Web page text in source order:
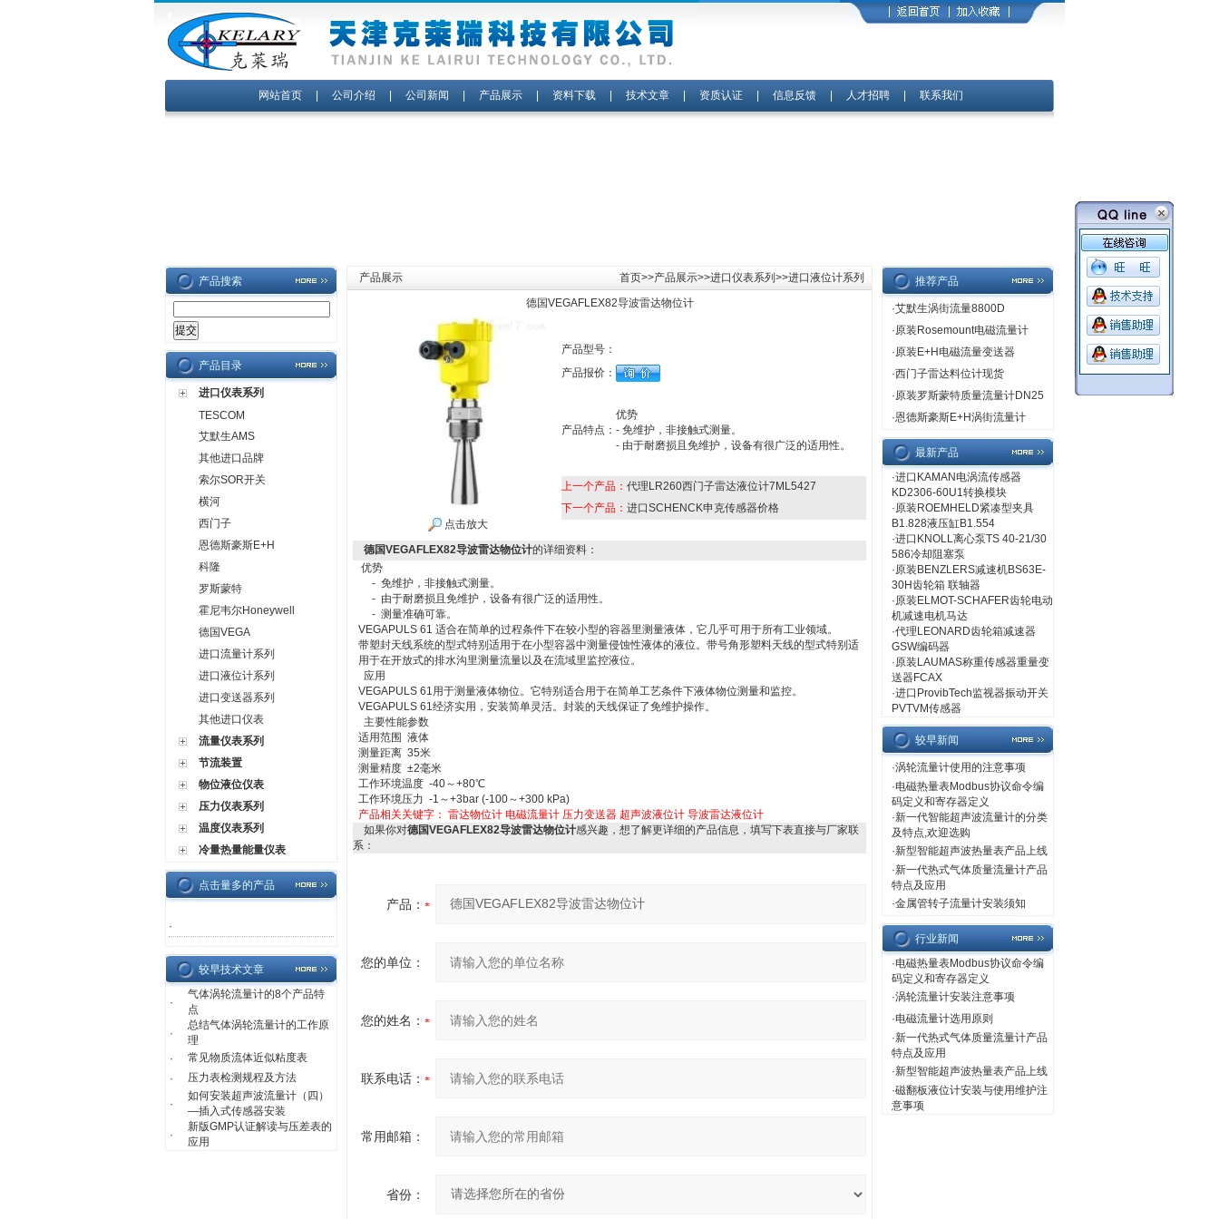
网站首页| 公司介绍 公司新闻 产品展示| 资料下载| 技术文章| 资质认证| 信息反馈| 人才招聘| 联系我们
产品搜索
产品目录
进口仪表系列
TESCOM
艾默生AMS
其他进口品牌
索尔SOR开关
横河
西门子
恩德斯豪斯E+H
科隆
罗斯蒙特
霍尼韦尔Honeywell
德国VEGA
进口流量计系列
进口液位计系列
进口变送器系列
其他进口仪表
流量仪表系列
节流装置
物位液位仪表
压力仪表系列
温度仪表系列
冷量热量能量仪表
点击量多的产品
·
较早技术文章
·
气体涡轮流量计的8个产品特
点
·
总结气体涡轮流量计的工作原
理
·
常见物质流体近似粘度表
·
压力表检测规程及方法
·
如何安装超声波流量计（四）
—插入式传感器安装
·
新版GMP认证解读与压差表的
应用
产品展示 首页>>产品展示>>进口仪表系列 >>进口液位计系列
德国VEGAFLEX82导波雷达物位计
点击放大
产品型号：
产品报价：
产品特点：
优势
- 免维护，非接触式测量。
- 由于耐磨损且免维护，设备有很广泛的适用性。
上一个产品： 代理LR260西门子雷达液位计7ML5427
下一个产品： 进口SCHENCK申克传感器价格
德国VEGAFLEX82导波雷达物位计的详细资料：
优势
- 免维护，非接触式测量。
- 由于耐磨损且免维护，设备有很广泛的适用性。
- 测量准确可靠。
VEGAPULS 61 适合在简单的过程条件下在较小型的容器里测量液体，它几乎可用于所有工业领域。
带塑封天线系统的型式特别适用于在小型容器中测量侵蚀性液体的液位。带号角形塑料天线的型式特别适
用于在开放式的排水沟里测量流量以及在流域里监控液位。
应用
VEGAPULS 61用于测量液体物位。它特别适合用于在简单工艺条件下液体物位测量和监控。
VEGAPULS 61经济实用，安装简单灵活。封装的天线保证了免维护操作。
主要性能参数
适用范围 液体
测量距离 35米
测量精度 ±2毫米
工作环境温度 -40～+80℃
工作环境压力 -1～+3bar (-100～+300 kPa)
产品相关关键字： 雷达物位计 电磁流量计 压力变送器 超声波液位计 导波雷达液位计
如果你对德国VEGAFLEX82导波雷达物位计感兴趣，想了解更详细的产品信息，填写下表直接与厂家联
系：
产品：
您的单位：
您的姓名：
联系电话：
常用邮箱：
省份：
推荐产品
·艾默生涡街流量8800D
·原装Rosemount电磁流量计
·原装E+H电磁流量变送器
·西门子雷达料位计现货
·原装罗斯蒙特质量流量计DN25
·恩德斯豪斯E+H涡街流量计
最新产品
·进口KAMAN电涡流传感器
KD2306-60U1转换模块
·原装ROEMHELD紧凑型夹具
B1.828液压缸B1.554
·进口KNOLL离心泵TS 40-21/30
586冷却阻塞泵
·原装BENZLERS减速机BS63E-
30H齿轮箱 联轴器
·原装ELMOT-SCHAFER齿轮电动
机减速电机马达
·代理LEONARD齿轮箱减速器
GSW编码器
·原装LAUMAS称重传感器重量变
送器FCAX
·进口ProvibTech监视器振动开关
PVTVM传感器
较早新闻
·涡轮流量计使用的注意事项
·电磁热量表Modbus协议命令编
码定义和寄存器定义
·新一代智能超声波流量计的分类
及特点,欢迎选购
·新型智能超声波热量表产品上线
·新一代热式气体质量流量计产品
特点及应用
·金属管转子流量计安装须知
行业新闻
·电磁热量表Modbus协议命令编
码定义和寄存器定义
·涡轮流量计安装注意事项
·电磁流量计选用原则
·新一代热式气体质量流量计产品
特点及应用
·新型智能超声波热量表产品上线
·磁翻板液位计安装与使用维护注
意事项